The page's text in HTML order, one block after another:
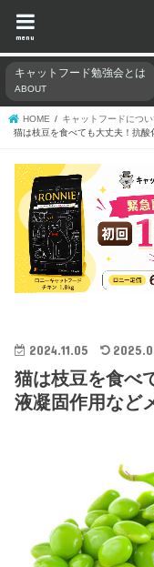
menu
キャットフード勉強会とは
ABOUT
HOME
キャットフードについ
猫は枝豆を食べても大丈夫！抗
2024.11.05
猫は枝豆を食べ
液凝固作用など